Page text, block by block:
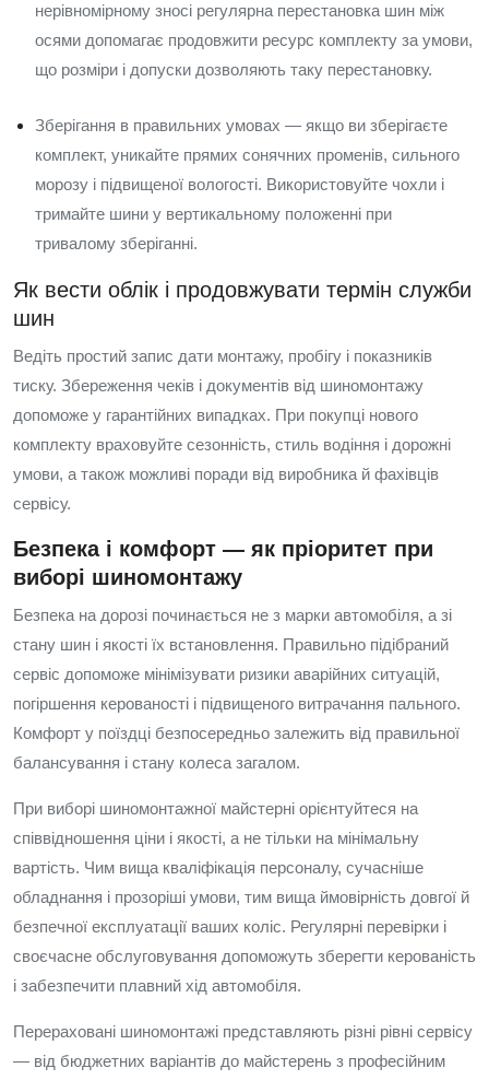
нерівномірному зносі регулярна перестановка шин між
осями допомагає продовжити ресурс комплекту за умови,
що розміри і допуски дозволяють таку перестановку.
Зберігання в правильних умовах — якщо ви зберігаєте
комплект, уникайте прямих сонячних променів, сильного
морозу і підвищеної вологості. Використовуйте чохли і
тримайте шини у вертикальному положенні при
тривалому зберіганні.
Як вести облік і продовжувати термін служби
шин
Ведіть простий запис дати монтажу, пробігу і показників
тиску. Збереження чеків і документів від шиномонтажу
допоможе у гарантійних випадках. При покупці нового
комплекту враховуйте сезонність, стиль водіння і дорожні
умови, а також можливі поради від виробника й фахівців
сервісу.
Безпека і комфорт — як пріоритет при
виборі шиномонтажу
Безпека на дорозі починається не з марки автомобіля, а зі
стану шин і якості їх встановлення. Правильно підібраний
сервіс допоможе мінімізувати ризики аварійних ситуацій,
погіршення керованості і підвищеного витрачання пального.
Комфорт у поїздці безпосередньо залежить від правильної
балансування і стану колеса загалом.
При виборі шиномонтажної майстерні орієнтуйтеся на
співвідношення ціни і якості, а не тільки на мінімальну
вартість. Чим вища кваліфікація персоналу, сучасніше
обладнання і прозоріші умови, тим вища ймовірність довгої й
безпечної експлуатації ваших коліс. Регулярні перевірки і
своєчасне обслуговування допоможуть зберегти керованість
і забезпечити плавний хід автомобіля.
Перераховані шиномонтажі представляють різні рівні сервісу
— від бюджетних варіантів до майстерень з професійним